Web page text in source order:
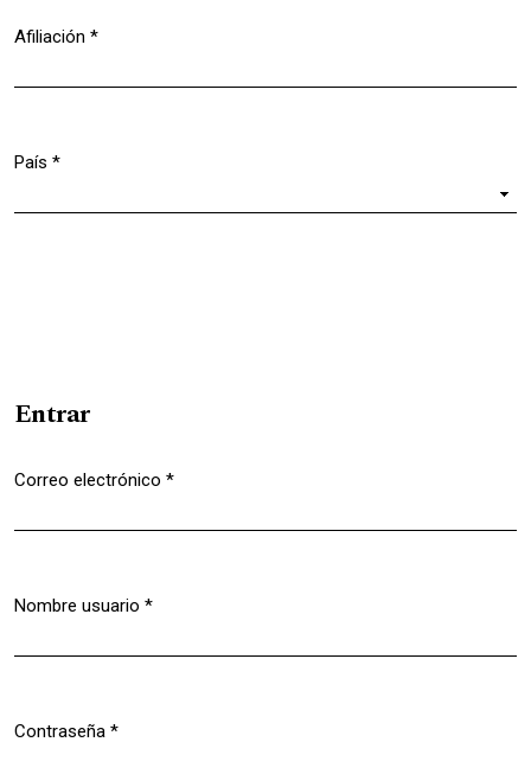
Afiliación *
País *
Entrar
Correo electrónico *
Nombre usuario *
Contraseña *